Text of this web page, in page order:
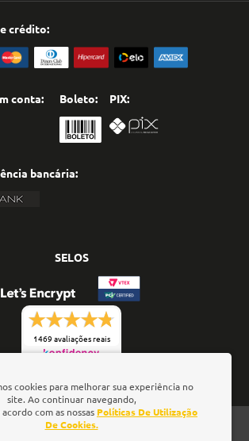
crédito:
conta: Boleto: PIX:
bancária:
SELOS
1469 avaliações reais
- Rua da Consolação, 323 - Loja 28 -
cookies para melhorar sua experiência no
site. Ao continuar navegando,
com as nossas Políticas De Utilização
De Cookies.